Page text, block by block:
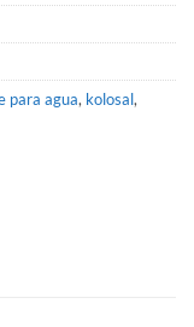
para agua, kolosal,